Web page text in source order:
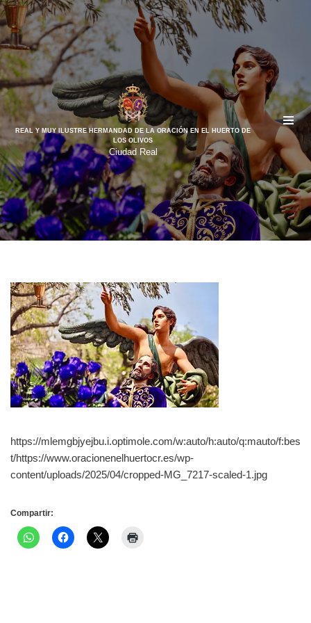
Saltar
al
contenido
REAL Y MUY ILUSTRE HERMANDAD DE LA ORACIÓN EN EL HUERTO DE
LOS OLIVOS
Ciudad Real
https://mlemgbjyejbu.i.optimole.com/w:auto/h:auto/q:mauto/f:bes
t/https://www.oracionenelhuertocr.es/wp-
content/uploads/2025/04/cropped-MG_7217-scaled-1.jpg
Compartir: